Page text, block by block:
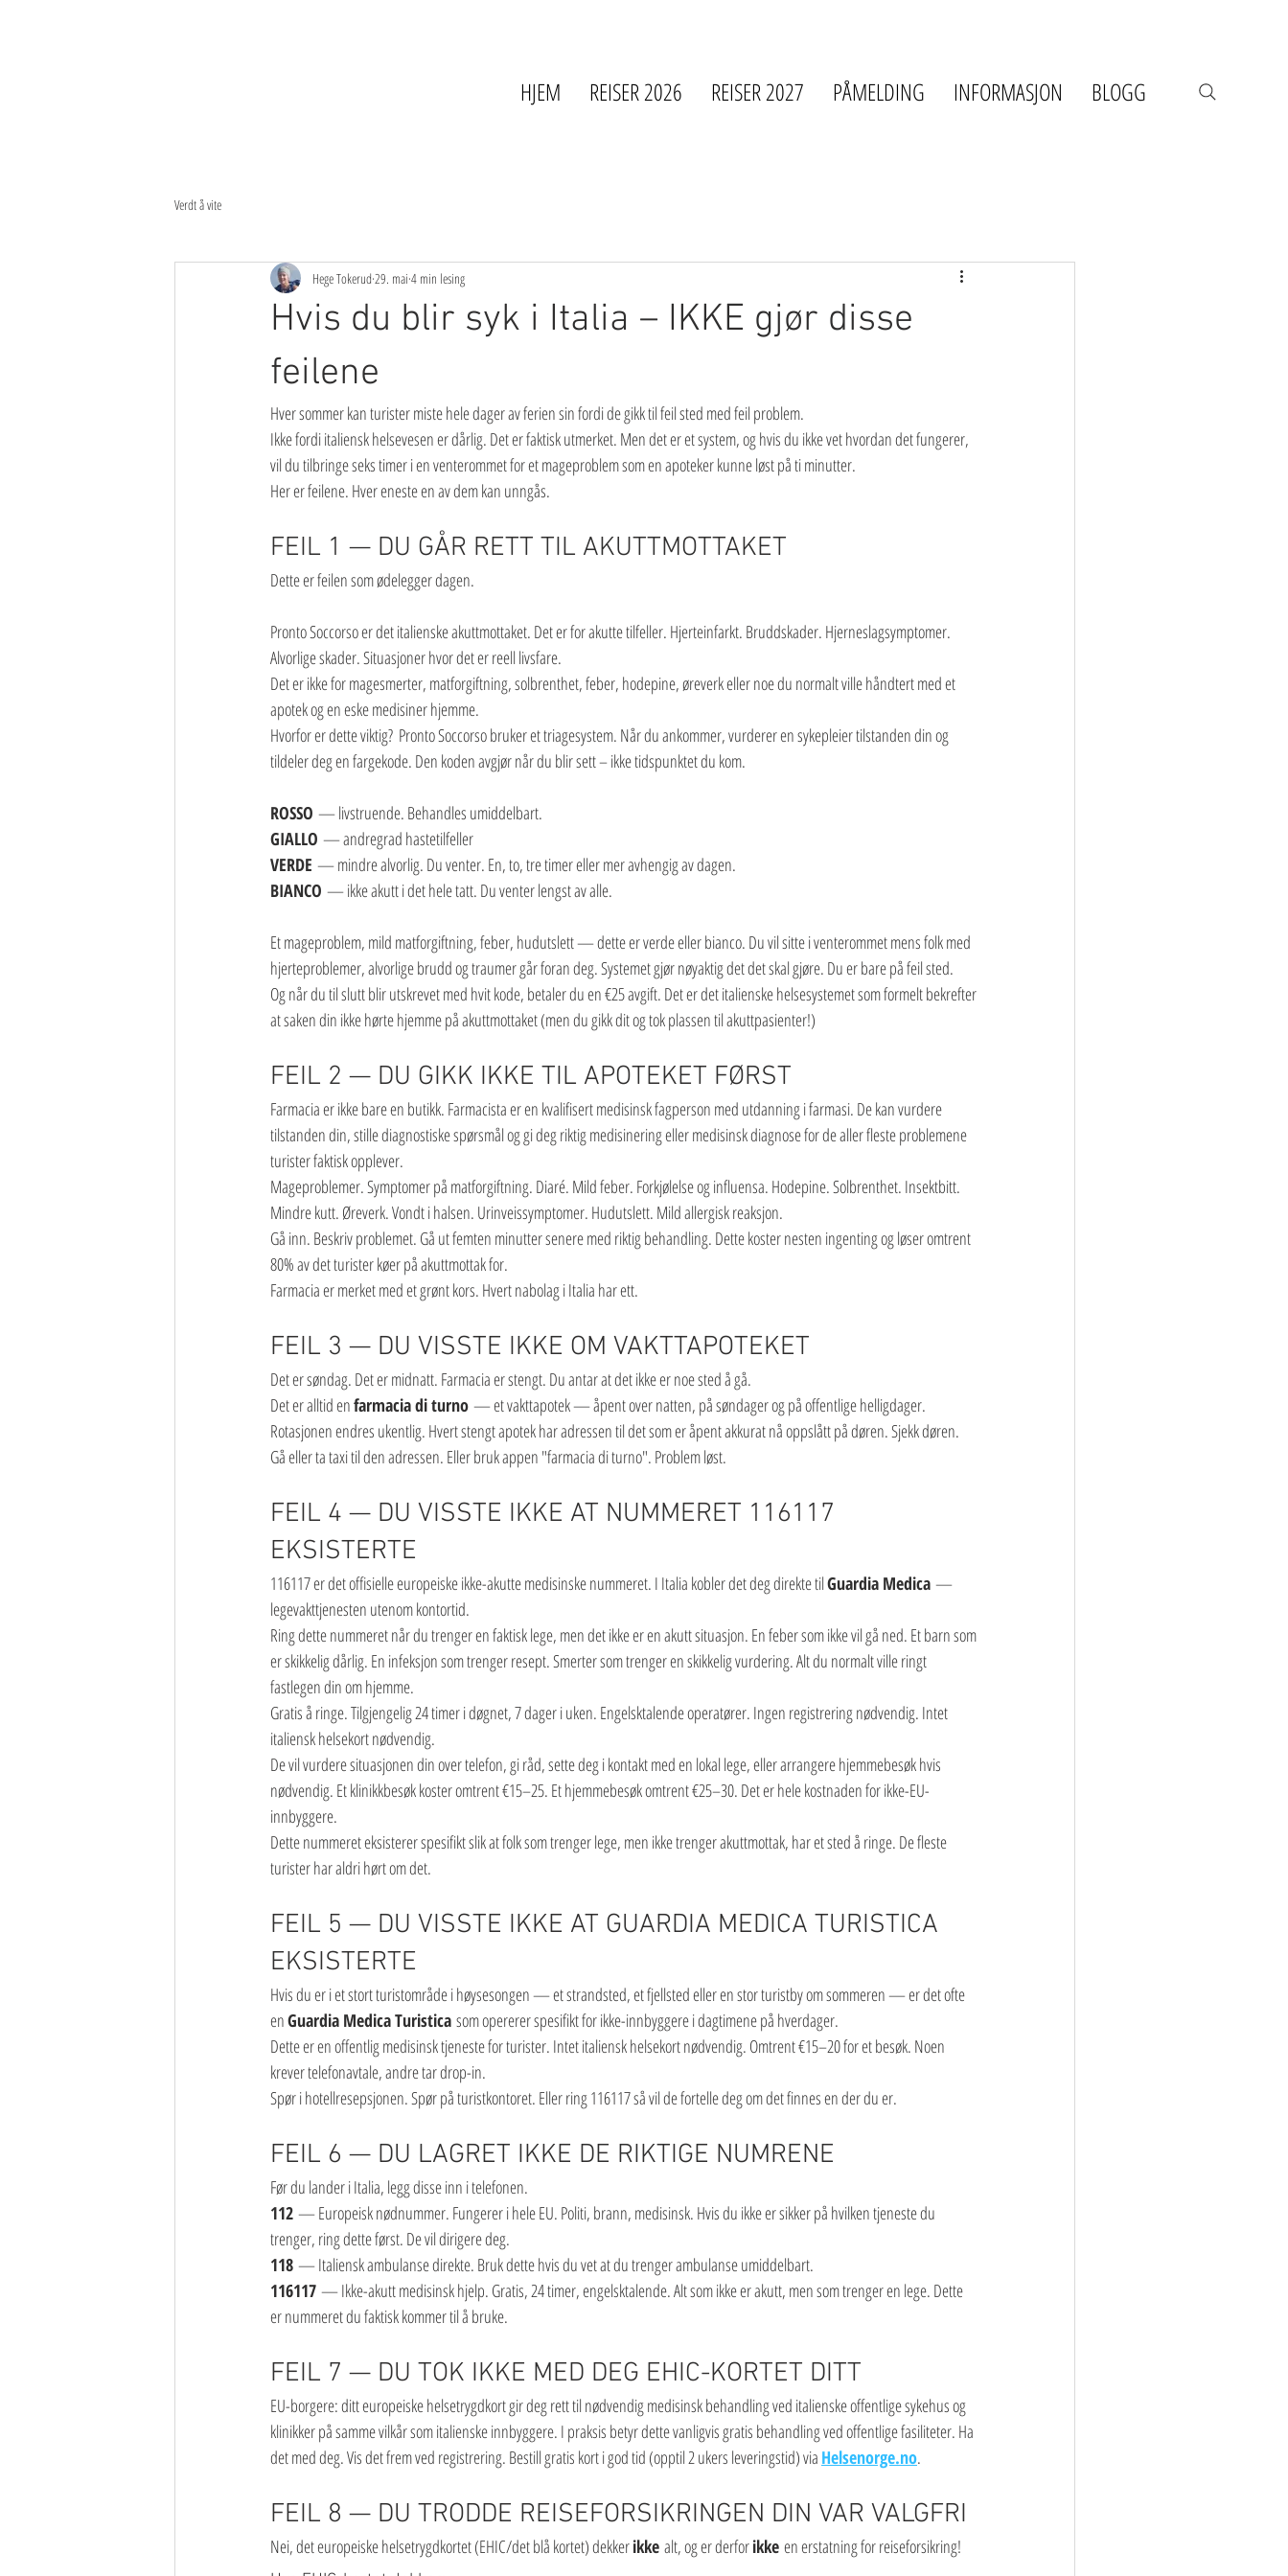
HJEM REISER 2026 REISER 2027 PÅMELDING INFORMASJON BLOGG
Verdt å vite
Hvis du blir syk i Italia – IKKE gjør disse
feilene
Hege Tokerud 29. mai 4 min lesing
Hver sommer kan turister miste hele dager av ferien sin fordi de gikk til feil sted med feil problem.
Ikke fordi italiensk helsevesen er dårlig. Det er faktisk utmerket. Men det er et system, og hvis du ikke vet hvordan det fungerer,
vil du tilbringe seks timer i en venterommet for et mageproblem som en apoteker kunne løst på ti minutter.
Her er feilene. Hver eneste en av dem kan unngås.
FEIL 1 — DU GÅR RETT TIL AKUTTMOTTAKET
Dette er feilen som ødelegger dagen.
Pronto Soccorso er det italienske akuttmottaket. Det er for akutte tilfeller. Hjerteinfarkt. Bruddskader. Hjerneslagsymptomer.
Alvorlige skader. Situasjoner hvor det er reell livsfare.
Det er ikke for magesmerter, matforgiftning, solbrenthet, feber, hodepine, øreverk eller noe du normalt ville håndtert med et
apotek og en eske medisiner hjemme.
Hvorfor er dette viktig?  Pronto Soccorso bruker et triagesystem. Når du ankommer, vurderer en sykepleier tilstanden din og
tildeler deg en fargekode. Den koden avgjør når du blir sett – ikke tidspunktet du kom.
ROSSO — livstruende. Behandles umiddelbart.
GIALLO — andregrad hastetilfeller
VERDE — mindre alvorlig. Du venter. En, to, tre timer eller mer avhengig av dagen.
BIANCO — ikke akutt i det hele tatt. Du venter lengst av alle.
Et mageproblem, mild matforgiftning, feber, hudutslett — dette er verde eller bianco. Du vil sitte i venterommet mens folk med
hjerteproblemer, alvorlige brudd og traumer går foran deg. Systemet gjør nøyaktig det det skal gjøre. Du er bare på feil sted.
Og når du til slutt blir utskrevet med hvit kode, betaler du en €25 avgift. Det er det italienske helsesystemet som formelt bekrefter
at saken din ikke hørte hjemme på akuttmottaket (men du gikk dit og tok plassen til akuttpasienter!)
FEIL 2 — DU GIKK IKKE TIL APOTEKET FØRST
Farmacia er ikke bare en butikk. Farmacista er en kvalifisert medisinsk fagperson med utdanning i farmasi. De kan vurdere
tilstanden din, stille diagnostiske spørsmål og gi deg riktig medisinering eller medisinsk diagnose for de aller fleste problemene
turister faktisk opplever.
Mageproblemer. Symptomer på matforgiftning. Diaré. Mild feber. Forkjølelse og influensa. Hodepine. Solbrenthet. Insektbitt.
Mindre kutt. Øreverk. Vondt i halsen. Urinveissymptomer. Hudutslett. Mild allergisk reaksjon.
Gå inn. Beskriv problemet. Gå ut femten minutter senere med riktig behandling. Dette koster nesten ingenting og løser omtrent
80% av det turister køer på akuttmottak for.
Farmacia er merket med et grønt kors. Hvert nabolag i Italia har ett.
FEIL 3 — DU VISSTE IKKE OM VAKTTAPOTEKET
Det er søndag. Det er midnatt. Farmacia er stengt. Du antar at det ikke er noe sted å gå.
Det er alltid en farmacia di turno — et vakttapotek — åpent over natten, på søndager og på offentlige helligdager.
Rotasjonen endres ukentlig. Hvert stengt apotek har adressen til det som er åpent akkurat nå oppslått på døren. Sjekk døren.
Gå eller ta taxi til den adressen. Eller bruk appen "farmacia di turno". Problem løst.
FEIL 4 — DU VISSTE IKKE AT NUMMERET 116117
EKSISTERTE
116117 er det offisielle europeiske ikke-akutte medisinske nummeret. I Italia kobler det deg direkte til Guardia Medica —
legevakttjenesten utenom kontortid.
Ring dette nummeret når du trenger en faktisk lege, men det ikke er en akutt situasjon. En feber som ikke vil gå ned. Et barn som
er skikkelig dårlig. En infeksjon som trenger resept. Smerter som trenger en skikkelig vurdering. Alt du normalt ville ringt
fastlegen din om hjemme.
Gratis å ringe. Tilgjengelig 24 timer i døgnet, 7 dager i uken. Engelsktalende operatører. Ingen registrering nødvendig. Intet
italiensk helsekort nødvendig.
De vil vurdere situasjonen din over telefon, gi råd, sette deg i kontakt med en lokal lege, eller arrangere hjemmebesøk hvis
nødvendig. Et klinikkbesøk koster omtrent €15–25. Et hjemmebesøk omtrent €25–30. Det er hele kostnaden for ikke-EU-
innbyggere.
Dette nummeret eksisterer spesifikt slik at folk som trenger lege, men ikke trenger akuttmottak, har et sted å ringe. De fleste
turister har aldri hørt om det.
FEIL 5 — DU VISSTE IKKE AT GUARDIA MEDICA TURISTICA
EKSISTERTE
Hvis du er i et stort turistområde i høysesongen — et strandsted, et fjellsted eller en stor turistby om sommeren — er det ofte
en Guardia Medica Turistica som opererer spesifikt for ikke-innbyggere i dagtimene på hverdager.
Dette er en offentlig medisinsk tjeneste for turister. Intet italiensk helsekort nødvendig. Omtrent €15–20 for et besøk. Noen
krever telefonavtale, andre tar drop-in.
Spør i hotellresepsjonen. Spør på turistkontoret. Eller ring 116117 så vil de fortelle deg om det finnes en der du er.
FEIL 6 — DU LAGRET IKKE DE RIKTIGE NUMRENE
Før du lander i Italia, legg disse inn i telefonen.
112 — Europeisk nødnummer. Fungerer i hele EU. Politi, brann, medisinsk. Hvis du ikke er sikker på hvilken tjeneste du
trenger, ring dette først. De vil dirigere deg.
118 — Italiensk ambulanse direkte. Bruk dette hvis du vet at du trenger ambulanse umiddelbart.
116117 — Ikke-akutt medisinsk hjelp. Gratis, 24 timer, engelsktalende. Alt som ikke er akutt, men som trenger en lege. Dette
er nummeret du faktisk kommer til å bruke.
FEIL 7 — DU TOK IKKE MED DEG EHIC-KORTET DITT
EU-borgere: ditt europeiske helsetrygdkort gir deg rett til nødvendig medisinsk behandling ved italienske offentlige sykehus og
klinikker på samme vilkår som italienske innbyggere. I praksis betyr dette vanligvis gratis behandling ved offentlige fasiliteter. Ha
det med deg. Vis det frem ved registrering. Bestill gratis kort i god tid (opptil 2 ukers leveringstid) via Helsenorge.no.
FEIL 8 — DU TRODDE REISEFORSIKRINGEN DIN VAR VALGFRI
Nei, det europeiske helsetrygdkortet (EHIC/det blå kortet) dekker ikke alt, og er derfor ikke en erstatning for reiseforsikring!